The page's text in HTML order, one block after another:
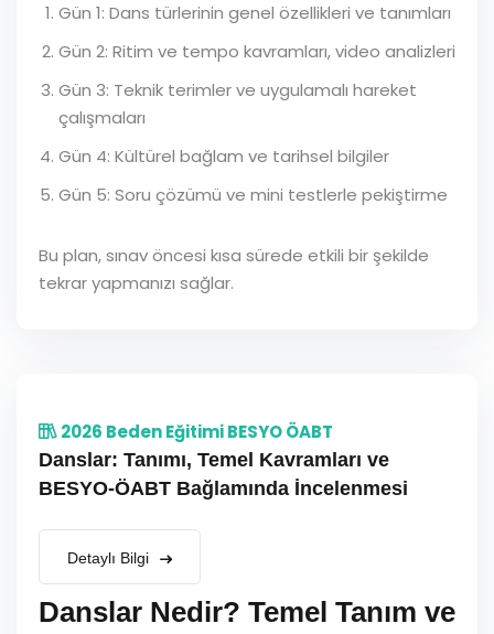
Gün 1: Dans türlerinin genel özellikleri ve tanımları
Gün 2: Ritim ve tempo kavramları, video analizleri
Gün 3: Teknik terimler ve uygulamalı hareket
çalışmaları
Gün 4: Kültürel bağlam ve tarihsel bilgiler
Gün 5: Soru çözümü ve mini testlerle pekiştirme
Bu plan, sınav öncesi kısa sürede etkili bir şekilde
tekrar yapmanızı sağlar.
2026 Beden Eğitimi BESYO ÖABT
Danslar: Tanımı, Temel Kavramları ve
BESYO-ÖABT Bağlamında İncelenmesi
Detaylı Bilgi
Danslar Nedir? Temel Tanım ve